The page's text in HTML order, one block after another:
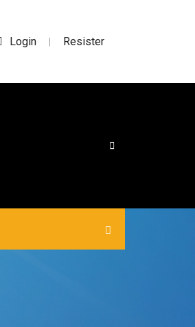
Login | Resister